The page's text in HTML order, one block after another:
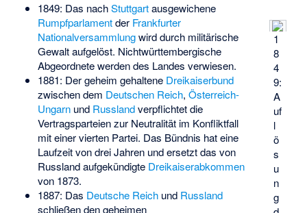
1
8
4
9:
A
uf
l
ö
s
u
n
g
1849: Das nachStuttgartausgewichene
Rumpfparlamentder Frankfurter
Nationalversammlungwird durch militärische
Gewalt aufgelöst. Nichtwürttembergische
Abgeordnete werden des Landes verwiesen.
1881: Der geheim gehaltene Dreikaiserbund
zwischen dem Deutschen Reich, Österreich-
Ungarnund Russlandverpflichtet die
Vertragsparteien zur Neutralität im Konfliktfall
mit einer vierten Partei. Das Bündnis hat eine
Laufzeit von drei Jahren und ersetzt das von
Russland aufgekündigte Dreikaiserabkommen
von 1873.
1887: Das Deutsche Reichund Russland
schließen den geheimen